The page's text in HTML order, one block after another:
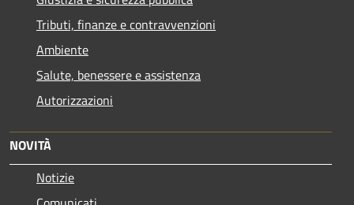
Tributi, finanze e contravvenzioni
Ambiente
Salute, benessere e assistenza
Autorizzazioni
NOVITÀ
Notizie